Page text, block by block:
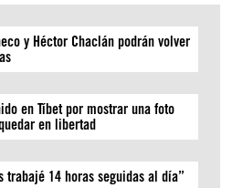
y Héctor Chaclán podrán volver
en Tíbet por mostrar una foto
en libertad
trabajé 14 horas seguidas al día”